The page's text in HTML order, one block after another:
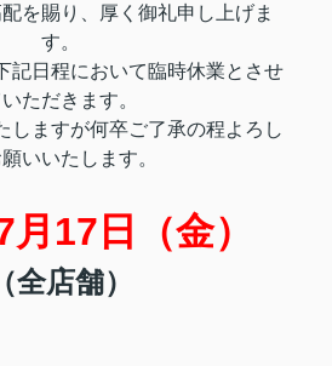
を賜り、厚く御礼申し上げま
す。
記日程において臨時休業とさせ
ただきます。
しますが何卒ご了承の程よろし
願いいたします。
月17日（金）
（全店舗）